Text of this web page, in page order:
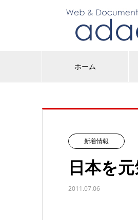
ホーム
新着情報
日本を
2011.07.06